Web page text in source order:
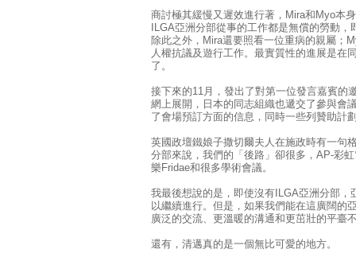
商討極其緩慢又遲效進行著，Mira和Myo本
ILGA亞洲分部從事的工作都是無償的勞動
除此之外，Mira還要照看一位重病的親屬；
人權抗議及遊行工作。最實質性的進展是在
了。
接下來的11月，發出了對第一位發言嘉賓的
網上展開，日本的同志組織也遞交了參與會
了會場預訂方面的信息，同時一些列贊助計
英國政壇鐵娘子撒切爾夫人在施政時有一句
分部來說，我們的「後路」卻很多，AP-彩
樂Fridae和很多學術會議。
我最後想說的是，即使沒有ILGA亞洲分部
以繼續進行。但是，如果我們能在這廣闊的
廣泛的交流、更溫暖的溝通和更茁壯的平臺
還有，清邁真的是一個無比可愛的地方。